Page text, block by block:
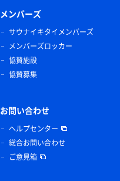
メンバーズ
サウナイキタイメンバーズ
メンバーズロッカー
協賛施設
協賛募集
お問い合わせ
ヘルプセンター
総合お問い合わせ
ご意見箱